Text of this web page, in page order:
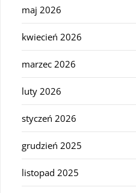
maj 2026
kwiecień 2026
marzec 2026
luty 2026
styczeń 2026
grudzień 2025
listopad 2025